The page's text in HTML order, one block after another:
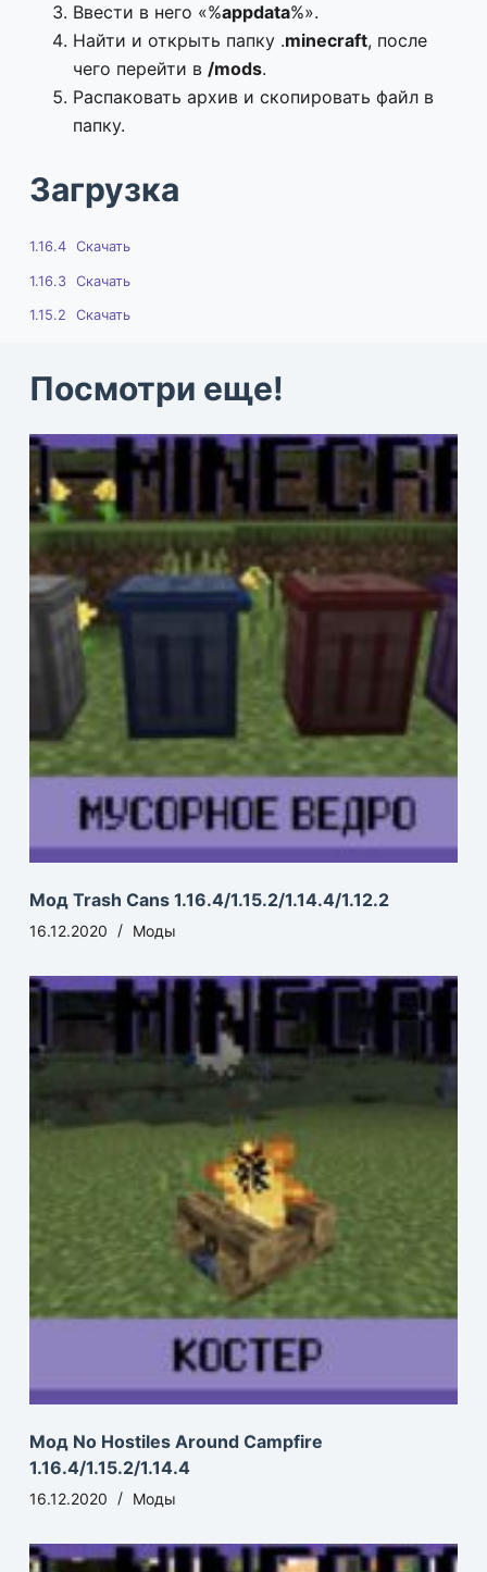
Ввести в него «%appdata%».
Найти и открыть папку .minecraft, после
чего перейти в /mods.
Распаковать архив и скопировать файл в
папку.
Загрузка
1.16.4 Скачать
1.16.3 Скачать
1.15.2 Скачать
Посмотри еще!
Мод Trash Cans 1.16.4/1.15.2/1.14.4/1.12.2
16.12.2020 Моды
Мод No Hostiles Around Campfire
1.16.4/1.15.2/1.14.4
16.12.2020 Моды